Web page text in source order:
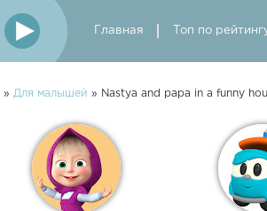
Главная Топ по
» Для малышей » Nastya and papa in a funny